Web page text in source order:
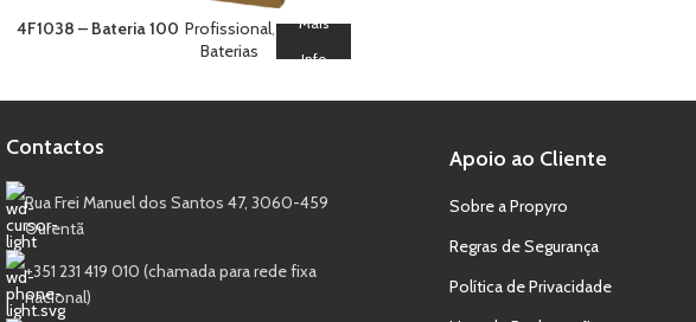
4F1038 – Bateria 100 Profissional,
Baterias
Mais
Info
Contactos
Rua Frei Manuel dos Santos 47, 3060-459
Ourentã​
+351 231 419 010 (chamada para rede fixa
nacional)
Apoio ao Cliente
Sobre a Propyro
Regras de Segurança
Política de Privacidade